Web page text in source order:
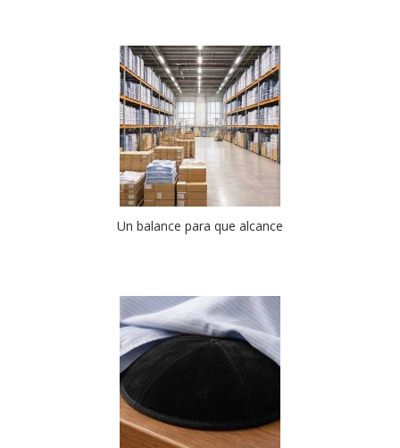
Un balance para que alcance